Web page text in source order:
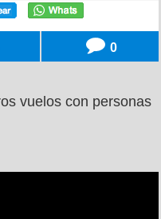
0
vuelos con personas